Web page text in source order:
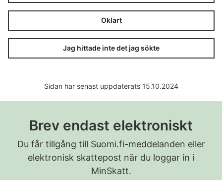
Oklart
Jag hittade inte det jag sökte
Sidan har senast uppdaterats 15.10.2024
Brev endast elektroniskt
Du får tillgång till Suomi.fi-meddelanden eller
elektronisk skattepost när du loggar in i
MinSkatt.